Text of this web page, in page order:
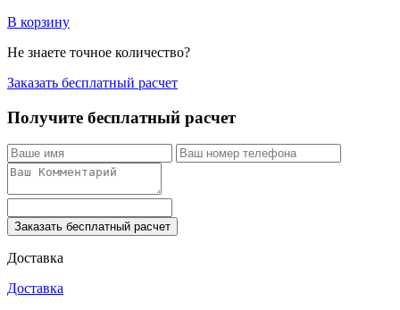
В корзину
Не знаете точное количество?
Заказать бесплатный расчет
Получите бесплатный расчет
Заказать бесплатный расчет
Доставка
Доставка